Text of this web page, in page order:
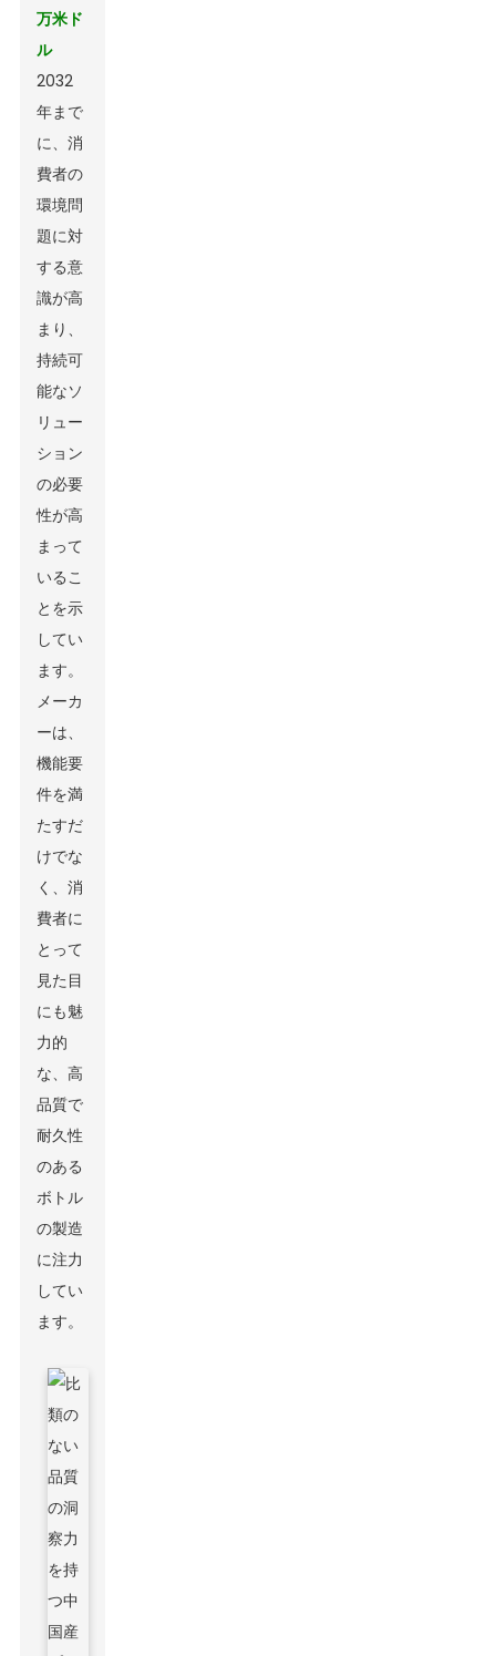
万米ド
ル
2032
年まで
に、消
費者の
環境問
題に対
する意
識が高
まり、
持続可
能なソ
リュー
ション
の必要
性が高
まって
いるこ
とを示
してい
ます。
メーカ
ーは、
機能要
件を満
たすだ
けでな
く、消
費者に
とって
見た目
にも魅
力的
な、高
品質で
耐久性
のある
ボトル
の製造
に注力
してい
ます。